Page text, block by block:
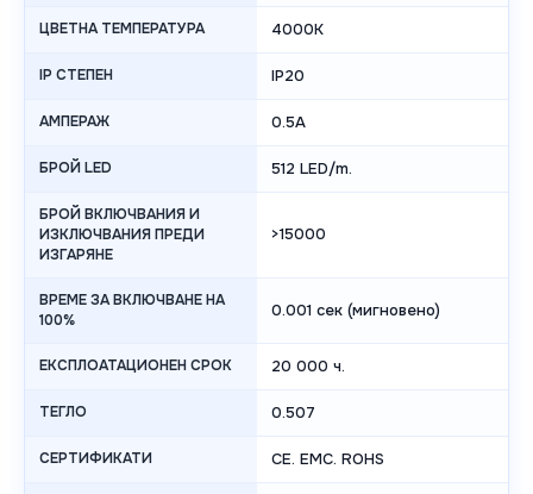
ЦВЕТНА ТЕМПЕРАТУРА 4000K
IP СТЕПЕН IP20
АМПЕРАЖ 0.5A
БРОЙ LED 512 LED/m.
БРОЙ ВКЛЮЧВАНИЯ И
ИЗКЛЮЧВАНИЯ ПРЕДИ
ИЗГАРЯНЕ
>15000
ВРЕМЕ ЗА ВКЛЮЧВАНЕ НА
100%
0.001 сек (мигновено)
ЕКСПЛОАТАЦИОНЕН СРОК 20 000 ч.
ТЕГЛО 0.507
СЕРТИФИКАТИ CE. EMC. ROHS